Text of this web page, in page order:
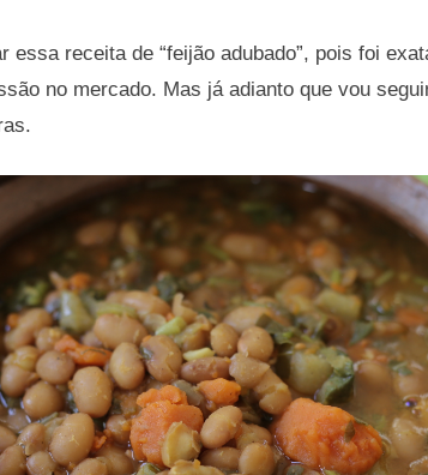
essa receita de “feijão adubado”, pois foi
no mercado. Mas já adianto que vou